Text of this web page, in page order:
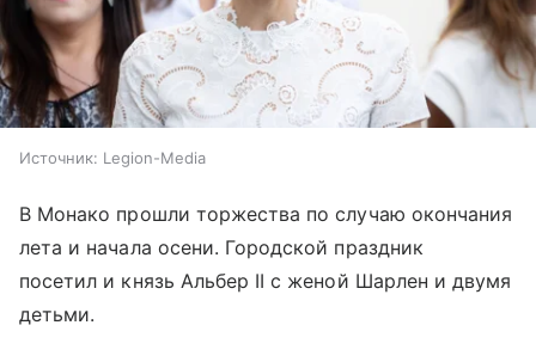
Источник: Legion-Media
В Монако прошли торжества по случаю окончания
лета и начала осени. Городской праздник
посетил и князь Альбер II с женой Шарлен и двумя
детьми.